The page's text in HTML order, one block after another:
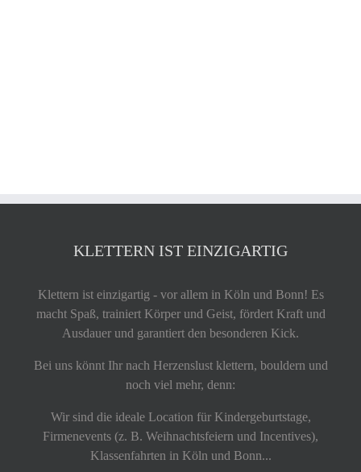
KLETTERN IST EINZIGARTIG
Klettern ist einzigartig - vor allem in Köln und Bonn! Es
macht Spaß, trainiert Körper und Geist, fördert Kraft und
Ausdauer und garantiert den besonderen Kick.
Bei uns könnt Ihr nach Herzenslust klettern, bouldern und
noch viel mehr, denn:
Wir sind die ideale Location für Kindergeburtstage,
Firmenevents (z. B. Weihnachtsfeiern und Incentives),
Klassenfahrten in Köln und Bonn...